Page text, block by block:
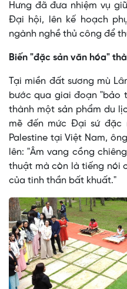
Hưng đã đưa nhiệm vụ
Đại hội, lên kế hoạch
ngành nghề thủ công để
Biến "đặc sản văn hóa"
Tại miền đất sương mù
bước qua giai đoạn "bảo
thành một sản phẩm du
mẽ đến mức Đại sứ đặc
Palestine tại Việt Nam,
lên: "Âm vang cồng
thuật mà còn là tiếng nói
của tinh thần bất khuất."